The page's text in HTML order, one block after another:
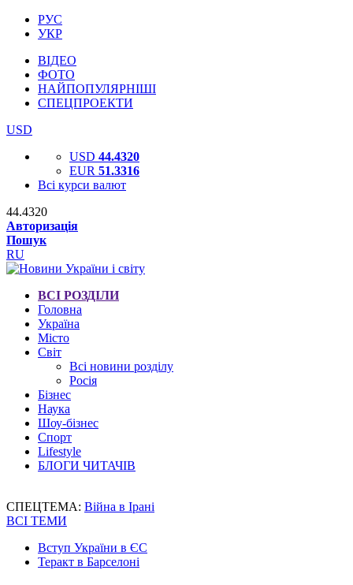
РУС
УКР
ВІДЕО
ФОТО
НАЙПОПУЛЯРНІШІ
СПЕЦПРОЕКТИ
USD
USD 44.4320
EUR 51.3316
Всі курси валют
44.4320
Авторизація
Пошук
RU
ВСІ РОЗДІЛИ
Головна
Україна
Місто
Світ
Всі новини розділу
Росія
Бізнес
Наука
Шоу-бізнес
Спорт
Lifestyle
БЛОГИ ЧИТАЧІВ
СПЕЦТЕМА: Війна в Ірані
ВСІ ТЕМИ
Вступ України в ЄС
Теракт в Барселоні